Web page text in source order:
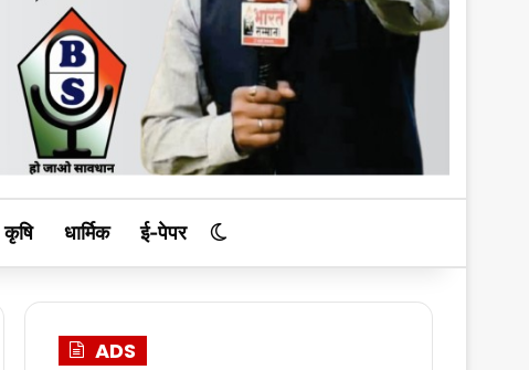
कृषि धार्मिक ई-पेपर Switch skin
ADS